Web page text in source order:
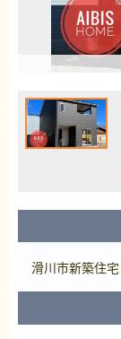
滑川市新築住宅